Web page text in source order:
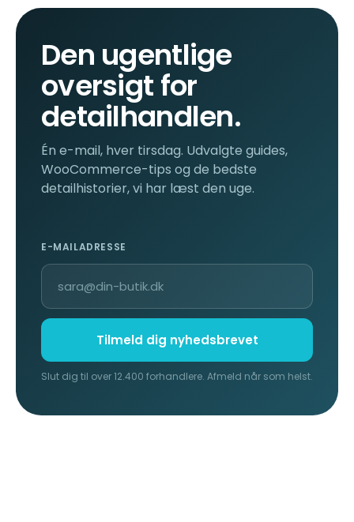
Den ugentlige
oversigt for
detailhandlen.
Én e-mail, hver tirsdag. Udvalgte guides,
WooCommerce-tips og de bedste
detailhistorier, vi har læst den uge.
E-MAILADRESSE
Tilmeld dig nyhedsbrevet
Slut dig til over 12.400 forhandlere. Afmeld når som helst.